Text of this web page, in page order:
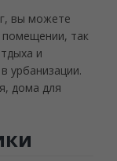
вы можете
помещении, так
и
урбанизации.
дома для